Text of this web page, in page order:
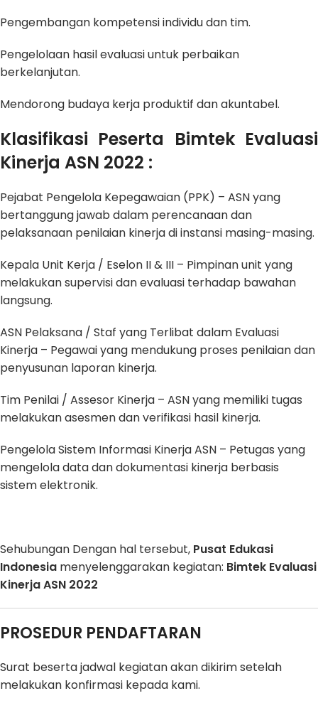
Pengembangan kompetensi individu dan tim.
Pengelolaan hasil evaluasi untuk perbaikan
berkelanjutan.
Mendorong budaya kerja produktif dan akuntabel.
Klasifikasi Peserta Bimtek Evaluasi
Kinerja ASN 2022 :
Pejabat Pengelola Kepegawaian (PPK) – ASN yang
bertanggung jawab dalam perencanaan dan
pelaksanaan penilaian kinerja di instansi masing-masing.
Kepala Unit Kerja / Eselon II & III – Pimpinan unit yang
melakukan supervisi dan evaluasi terhadap bawahan
langsung.
ASN Pelaksana / Staf yang Terlibat dalam Evaluasi
Kinerja – Pegawai yang mendukung proses penilaian dan
penyusunan laporan kinerja.
Tim Penilai / Assesor Kinerja – ASN yang memiliki tugas
melakukan asesmen dan verifikasi hasil kinerja.
Pengelola Sistem Informasi Kinerja ASN – Petugas yang
mengelola data dan dokumentasi kinerja berbasis
sistem elektronik.
Sehubungan Dengan hal tersebut, Pusat Edukasi
Indonesia menyelenggarakan kegiatan: Bimtek Evaluasi
Kinerja ASN 2022
PROSEDUR PENDAFTARAN
Surat beserta jadwal kegiatan akan dikirim setelah
melakukan konfirmasi kepada kami.